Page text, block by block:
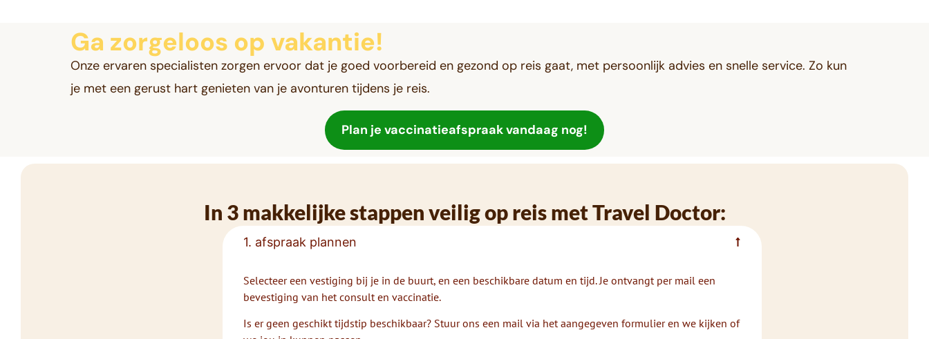
Ga zorgeloos op vakantie!
Onze ervaren specialisten zorgen ervoor dat je goed voorbereid en gezond op reis gaat, met persoonlijk advies en snelle service. Zo kun
je met een gerust hart genieten van je avonturen tijdens je reis.
Plan je vaccinatieafspraak vandaag nog!
In 3 makkelijke stappen veilig op reis met Travel Doctor:
1. afspraak plannen
Selecteer een vestiging bij je in de buurt, en een beschikbare datum en tijd. Je ontvangt per mail een
bevestiging van het consult en vaccinatie.
Is er geen geschikt tijdstip beschikbaar? Stuur ons een mail via het aangegeven formulier en we kijken of